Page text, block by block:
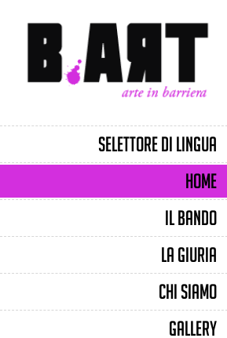
SELETTORE DI LINGUA
HOME
IL BANDO
LA GIURIA
CHI SIAMO
GALLERY